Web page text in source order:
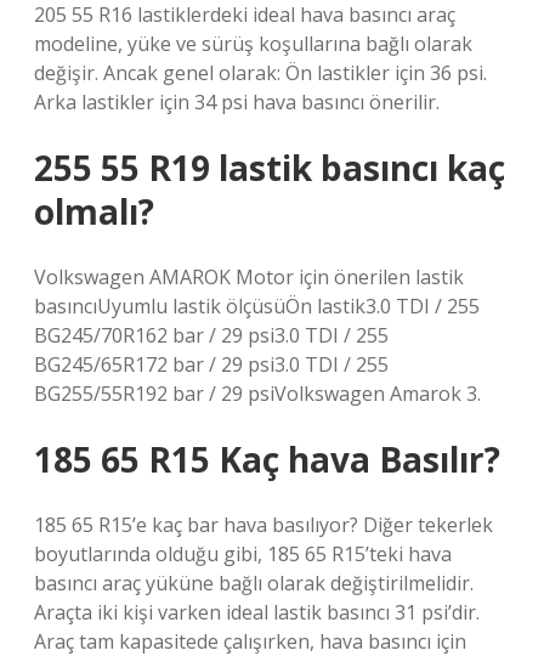
205 55 R16 lastiklerdeki ideal hava basıncı araç
modeline, yüke ve sürüş koşullarına bağlı olarak
değişir. Ancak genel olarak: Ön lastikler için 36 psi.
Arka lastikler için 34 psi hava basıncı önerilir.
255 55 R19 lastik basıncı kaç
olmalı?
Volkswagen AMAROK Motor için önerilen lastik
basıncıUyumlu lastik ölçüsüÖn lastik3.0 TDI / 255
BG245/70R162 bar / 29 psi3.0 TDI / 255
BG245/65R172 bar / 29 psi3.0 TDI / 255
BG255/55R192 bar / 29 psiVolkswagen Amarok 3.
185 65 R15 Kaç hava Basılır?
185 65 R15’e kaç bar hava basılıyor? Diğer tekerlek
boyutlarında olduğu gibi, 185 65 R15’teki hava
basıncı araç yüküne bağlı olarak değiştirilmelidir.
Araçta iki kişi varken ideal lastik basıncı 31 psi’dir.
Araç tam kapasitede çalışırken, hava basıncı için